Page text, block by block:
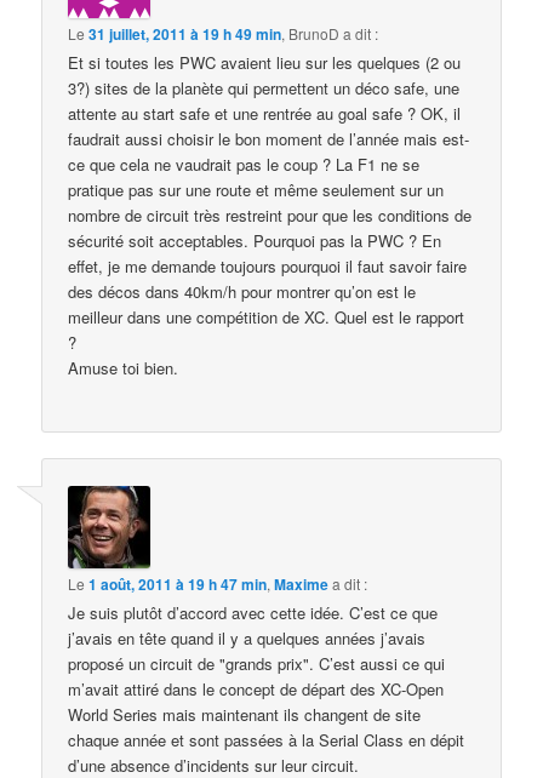
Le31 juillet, 2011 à 19 h 49 min, BrunoD a dit :
Et si toutes les PWC avaient lieu sur les quelques (2 ou
3?) sites de la planète qui permettent un déco safe, une
attente au start safe et une rentrée au goal safe ? OK, il
faudrait aussi choisir le bon moment de l’année mais est-
ce que cela ne vaudrait pas le coup ? La F1 ne se
pratique pas sur une route et même seulement sur un
nombre de circuit très restreint pour que les conditions de
sécurité soit acceptables. Pourquoi pas la PWC ? En
effet, je me demande toujours pourquoi il faut savoir faire
des décos dans 40km/h pour montrer qu’on est le
meilleur dans une compétition de XC. Quel est le rapport
?
Amuse toi bien.
Le1 août, 2011 à 19 h 47 min,Maximea dit :
Je suis plutôt d’accord avec cette idée. C’est ce que
j’avais en tête quand il y a quelques années j’avais
proposé un circuit de "grands prix". C’est aussi ce qui
m’avait attiré dans le concept de départ des XC-Open
World Series mais maintenant ils changent de site
chaque année et sont passées à la Serial Class en dépit
d’une absence d’incidents sur leur circuit.